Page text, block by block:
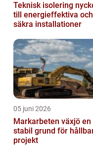
Teknisk isolering nyckeln
till energieffektiva och
säkra installationer
05 juni 2026
Markarbeten växjö en
stabil grund för
projekt